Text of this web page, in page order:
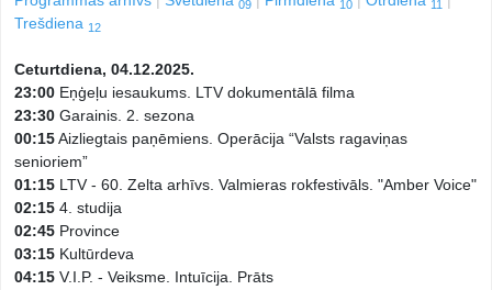
09 10 11
Trešdiena 12
Ceturtdiena, 04.12.2025.
23:00 Eņģeļu iesaukums. LTV dokumentālā filma
23:30 Garainis. 2. sezona
00:15Aizliegtais paņēmiens. Operācija “Valsts ragaviņas
senioriem”
01:15 LTV - 60. Zelta arhīvs. Valmieras rokfestivāls. "Amber Voice"
02:15 4. studija
02:45 Province
03:15 Kultūrdeva
04:15 V.I.P. - Veiksme. Intuīcija. Prāts